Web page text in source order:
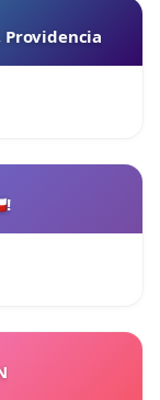
Providencia